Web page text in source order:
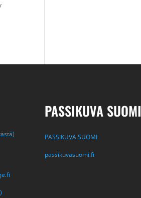
PASSIKUVA SUOMI
PASSIKUVA SUOMI
passikuvasuomi.fi